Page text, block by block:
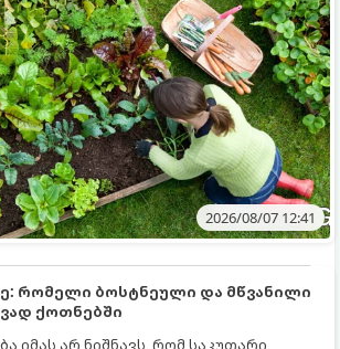
გაკეთება უნდა მოასწროთ:
2026/08/07 12:41
რომელი ბოსტნეული და მწვანილი
ქოთნებში
იმას არ ნიშნავს, რომ საკუთარი